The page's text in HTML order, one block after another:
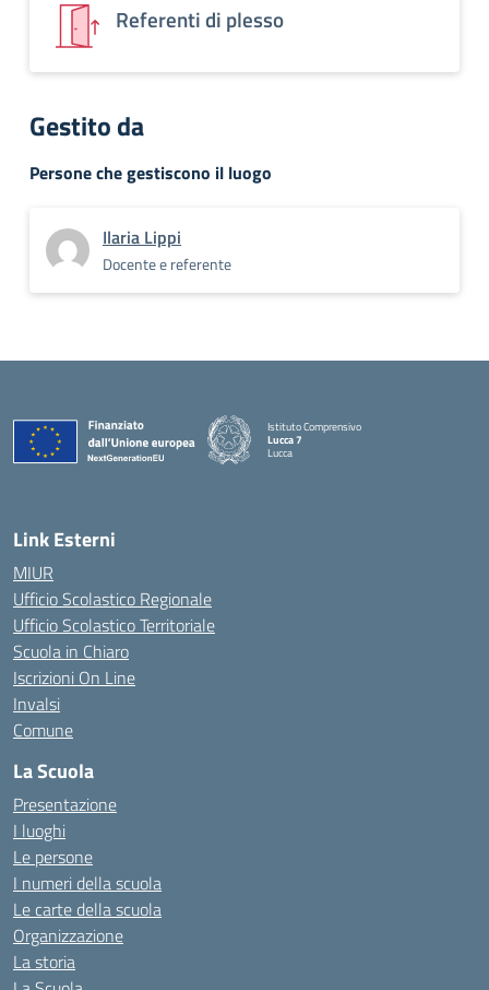
Referenti di plesso
Gestito da
Persone che gestiscono il luogo
Ilaria Lippi
Docente e referente
Istituto Comprensivo
Lucca 7
Lucca
Link Esterni
MIUR
Ufficio Scolastico Regionale
Ufficio Scolastico Territoriale
Scuola in Chiaro
Iscrizioni On Line
Invalsi
Comune
La Scuola
Presentazione
I luoghi
Le persone
I numeri della scuola
Le carte della scuola
Organizzazione
La storia